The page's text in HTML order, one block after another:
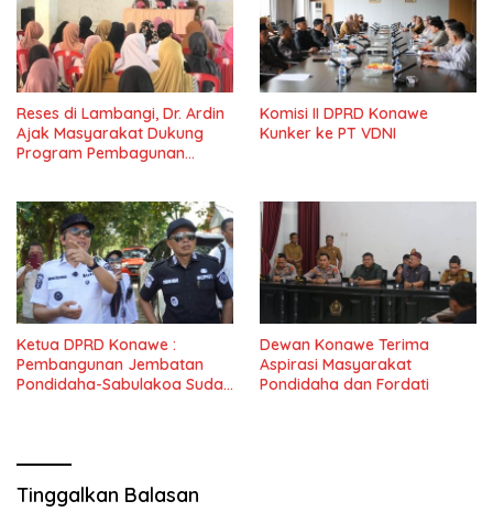
Reses di Lambangi, Dr. Ardin
Ajak Masyarakat Dukung
Program Pembagunan
Komisi II DPRD Konawe
Kunker ke PT VDNI
Ketua DPRD Konawe :
Pembangunan Jembatan
Pondidaha-Sabulakoa Sudah
Dewan Konawe Terima
Aspirasi Masyarakat
Pondidaha dan Fordati
Tinggalkan Balasan